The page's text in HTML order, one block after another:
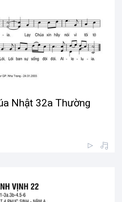
Nhật 32a Thường